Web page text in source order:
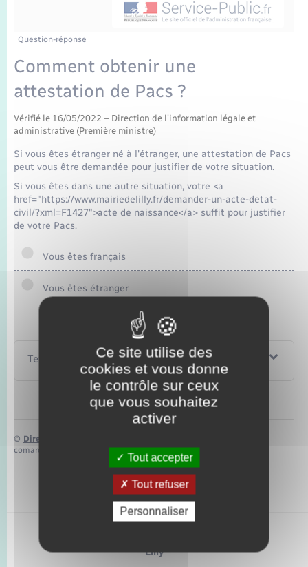
Mariage – PACS
Parrainage civil
Question-réponse
Comment obtenir une
attestation de Pacs ?
Vérifié le 16/05/2022 – Direction de l'information légale et
administrative (Première ministre)
Si vous êtes étranger né à l'étranger, une attestation de Pacs
peut vous être demandée pour justifier de votre situation.
Si vous êtes dans une autre situation, votre <a
href="https://www.mairiedelilly.fr/demander-un-acte-detat-
civil/?xml=F1427">acte de naissance</a> suffit pour justifier
de votre Pacs.
Vous êtes français
Vous êtes étranger
Textes de référence
© Direction de l’information légale et administrative
comarquage developpé parbaseo.io
Lilly
Ce site utilise des
cookies et vous donne
le contrôle sur ceux
que vous souhaitez
activer
Tout accepter
Tout refuser
Personnaliser